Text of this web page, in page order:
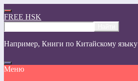
FREE HSK
Например, Книги по Китайскому языку
Меню